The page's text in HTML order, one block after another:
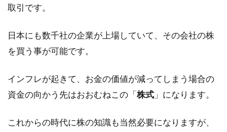
取引です。
日本にも数千社の企業が上場していて、その会社の株
を買う事が可能です。
インフレが起きて、お金の価値が減ってしまう場合の
資金の向かう先はおおむねこの「株式 」になります。
これからの時代に株の知識も当然必要になりますが、